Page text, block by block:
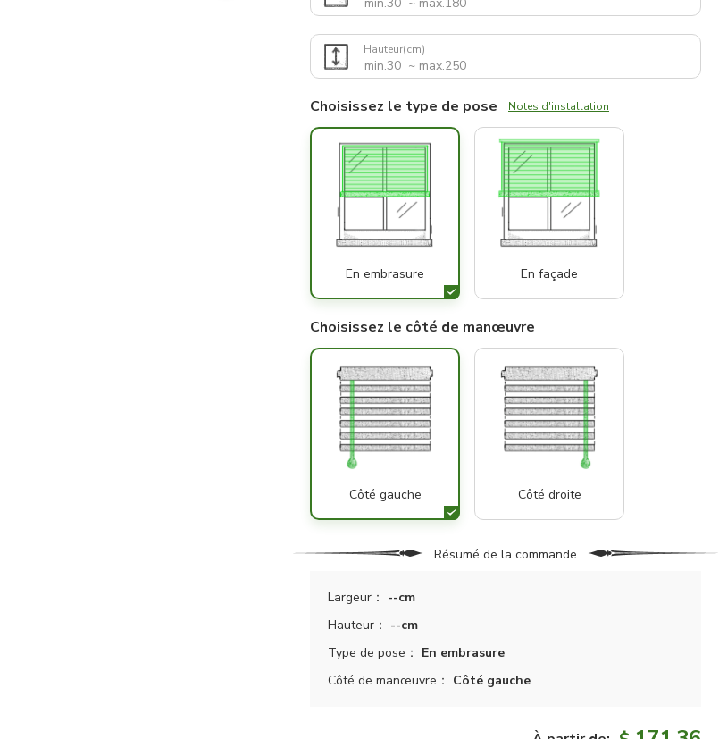
Hauteur(cm)
Choisissez le type de pose Notes d'installation
En embrasure En façade
Choisissez le côté de manœuvre
Côté gauche Côté droite
Résumé de la commande
Largeur： --cm
Hauteur： --cm
Type de pose： En embrasure
Côté de manœuvre： Côté gauche